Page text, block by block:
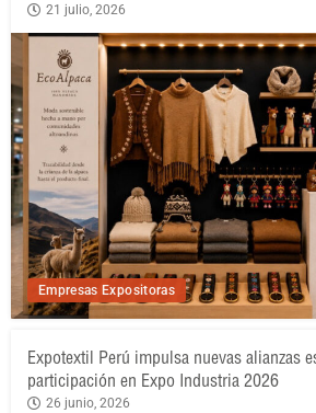
Empresas Expositoras
21 julio, 2026
Expotextil Perú impulsa nuevas alianzas
participación en Expo Industria 2026
26 junio, 2026